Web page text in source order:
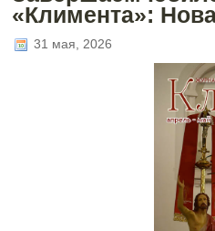
«Климента»:
31 мая, 2026